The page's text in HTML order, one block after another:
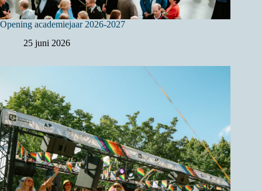
Opening academiejaar 2026-2027
25 juni 2026